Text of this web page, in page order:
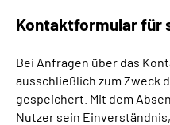
Kontaktformular für
Bei Anfragen über das
ausschließlich zum Zweck
gespeichert. Mit dem
Nutzer sein